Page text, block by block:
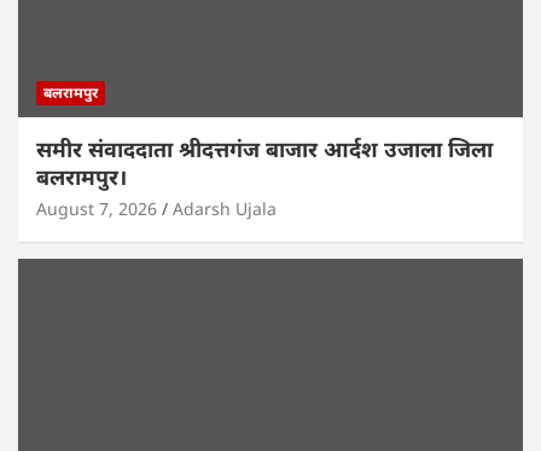
बलरामपुर
समीर संवाददाता श्रीदत्तगंज बाजार आर्दश उजाला जिला
बलरामपुर।
August 7, 2026 Adarsh Ujala